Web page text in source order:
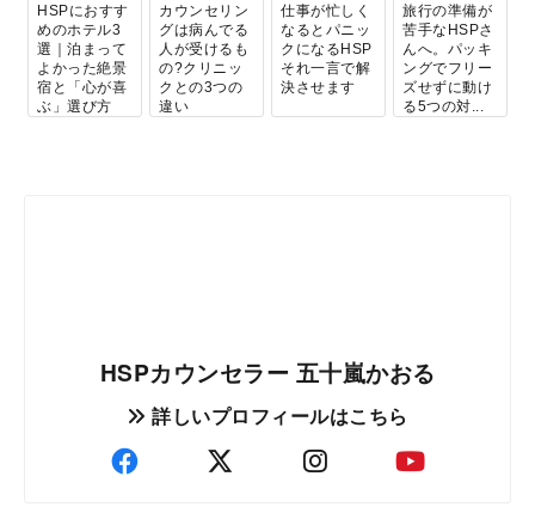
HSPにおすす
めのホテル3
選｜泊まって
よかった絶景
宿と「心が喜
ぶ」選び方
カウンセリン
グは病んでる
人が受けるも
の?クリニッ
クとの3つの
違い
仕事が忙しく
なるとパニッ
クになるHSP
それ一言で解
決させます
旅行の準備が
苦手なHSPさ
んへ。パッキ
ングでフリー
ズせずに動け
る5つの対...
HSPカウンセラー 五十嵐かおる
詳しいプロフィールはこちら